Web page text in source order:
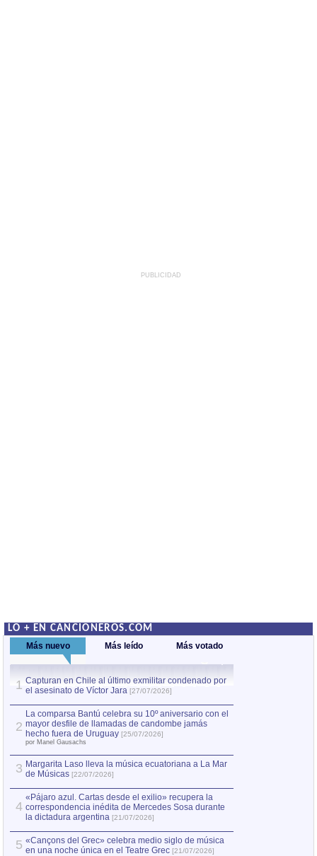
PUBLICIDAD
LO + EN CANCIONEROS.COM
Más nuevo Más leído Más votado
1 Capturan en Chile al último exmilitar condenado por
el asesinato de Víctor Jara [27/07/2026]
2
La comparsa Bantú celebra su 10º aniversario con el
mayor desfile de llamadas de candombe jamás
hecho fuera de Uruguay [25/07/2026]
por Manel Gausachs
3 Margarita Laso lleva la música ecuatoriana a La Mar
de Músicas [22/07/2026]
4
«Pájaro azul. Cartas desde el exilio» recupera la
correspondencia inédita de Mercedes Sosa durante
la dictadura argentina [21/07/2026]
5 «Cançons del Grec» celebra medio siglo de música
en una noche única en el Teatre Grec [21/07/2026]